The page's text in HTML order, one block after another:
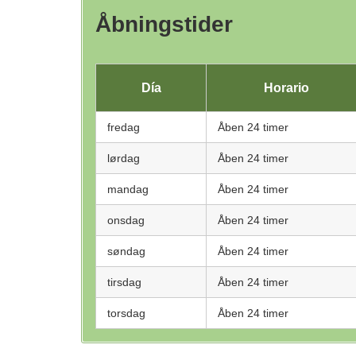
Åbningstider
Día Horario
fredag Åben 24 timer
lørdag Åben 24 timer
mandag Åben 24 timer
onsdag Åben 24 timer
søndag Åben 24 timer
tirsdag Åben 24 timer
torsdag Åben 24 timer